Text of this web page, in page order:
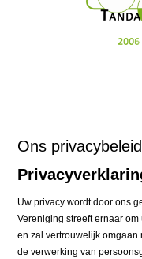
Ons privacybeleid
Uw privacy wordt door ons
Vereniging streeft ernaar
en zal vertrouwelijk omgaan
de verwerking van